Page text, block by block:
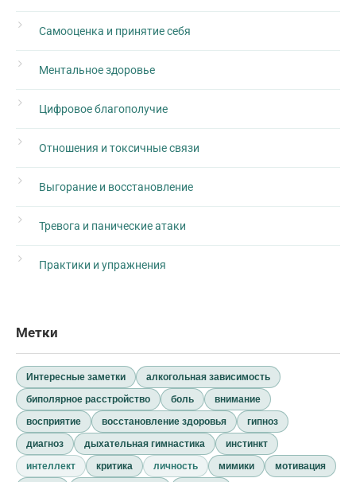
Самооценка и принятие себя
Ментальное здоровье
Цифровое благополучие
Отношения и токсичные связи
Выгорание и восстановление
Тревога и панические атаки
Практики и упражнения
Метки
Интересные заметки
алкогольная зависимость
биполярное расстройство
боль
внимание
восприятие
восстановление здоровья
гипноз
диагноз
дыхательная гимнастика
инстинкт
интеллект
критика личность мимики
мотивация